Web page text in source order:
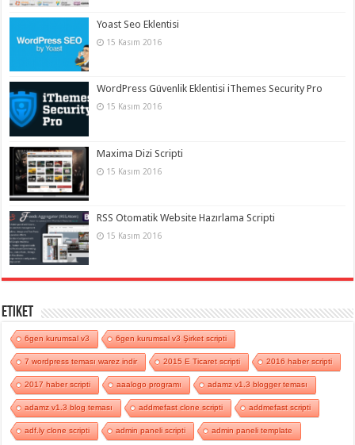
Yoast Seo Eklentisi
15 Kasım 2016
WordPress Güvenlik Eklentisi iThemes Security Pro
15 Kasım 2016
Maxima Dizi Scripti
15 Kasım 2016
RSS Otomatik Website Hazırlama Scripti
15 Kasım 2016
Etiket
6gen kurumsal v3 6gen kurumsal v3 Şirket scripti
7 wordpress teması warez indir 2015 E Ticaret scripti 2016 haber scripti
2017 haber scripti aaalogo programı adamz v1.3 blogger teması
adamz v1.3 blog teması addmefast clone scripti addmefast scripti
adf.ly clone scripti admin paneli scripti admin paneli template